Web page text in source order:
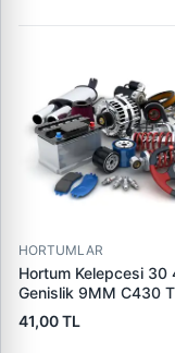
HORTUMLAR
Hortum Kelepcesi 30
Genislik 9MM C430
ERBI C430 30-45
41,00 TL